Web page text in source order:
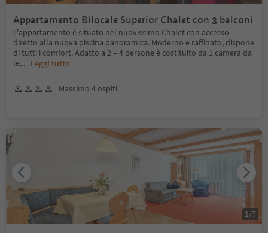
Appartamento Bilocale Superior Chalet con 3 balconi
L'appartamento è situato nel nuovissimo Chalet con accesso
diretto alla nuova piscina panoramica. Moderno e raffinato, dispone
di tutti i comfort. Adatto a 2 – 4 persone è costituito da 1 camera da
le... Leggi tutto
Massimo 4 ospiti
1/7